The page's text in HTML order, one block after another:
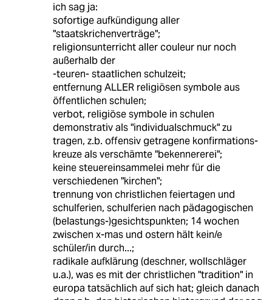
ich sag ja:
sofortige aufkündigung aller
"staatskrichenverträge";
religionsunterricht aller couleur nur noch
außerhalb der
-teuren- staatlichen schulzeit;
entfernung ALLER religiösen symbole aus
öffentlichen schulen;
verbot, religiöse symbole in schulen
demonstrativ als "individualschmuck" zu
tragen, z.b. offensiv getragene konfirmations-
kreuze als verschämte "bekennererei";
keine steuereinsammelei mehr für die
verschiedenen "kirchen";
trennung von christlichen feiertagen und
schulferien, schulferien nach pädagogischen
(belastungs-)gesichtspunkten; 14 wochen
zwischen x-mas und ostern hält kein/e
schüler/in durch...;
radikale aufklärung (deschner, wollschläger
u.a.), was es mit der christlichen "tradition" in
europa tatsächlich auf sich hat; gleich danach